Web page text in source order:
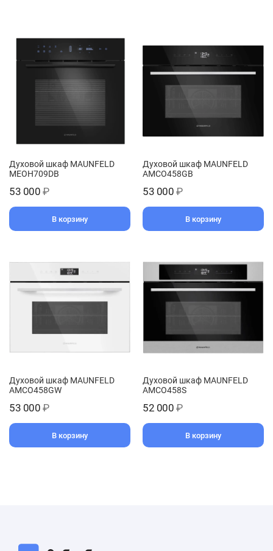
Духовой шкаф MAUNFELD
MEOH709DB
53 000 ₽
В корзину
Духовой шкаф MAUNFELD
AMCO458GB
53 000 ₽
В корзину
Духовой шкаф MAUNFELD
AMCO458GW
53 000 ₽
В корзину
Духовой шкаф MAUNFELD
AMCO458S
52 000 ₽
В корзину